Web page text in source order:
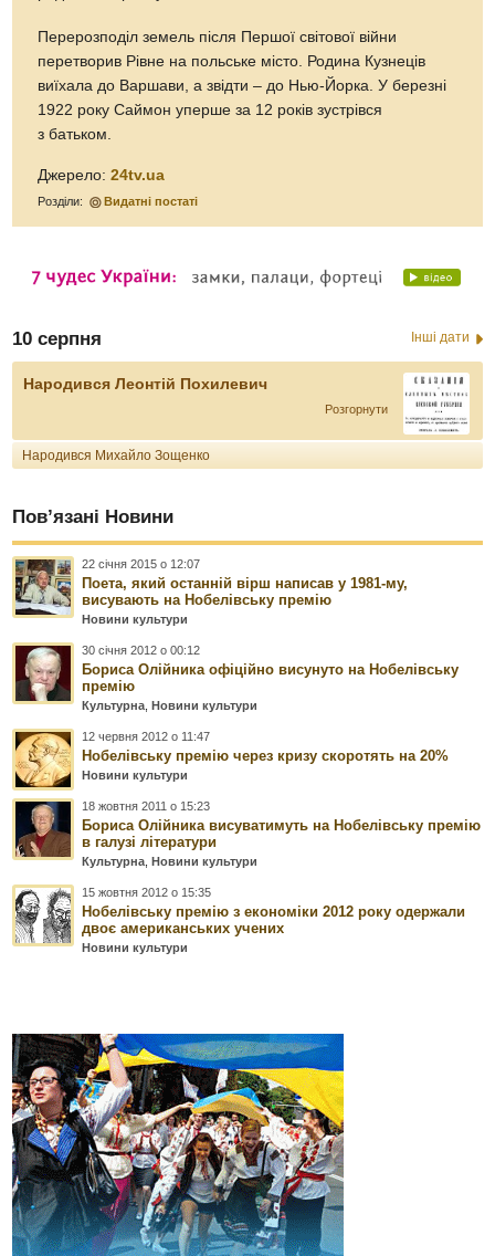
Перерозподіл земель після Першої світової війни
перетворив Рівне на польське місто. Родина Кузнеців
виїхала до Варшави, а звідти – до Нью-Йорка. У березні
1922 року Саймон уперше за 12 років зустрівся
з батьком.
Джерело:24tv.ua
Розділи: Видатні постаті
10 серпня Інші дати
Народився Леонтій Похилевич
Розгорнути
Народився Михайло Зощенко
Пов’язані Новини
22 січня 2015 о 12:07
Поета, який останній вірш написав у 1981-му,
висувають на Нобелівську премію
Новини культури
30 січня 2012 о 00:12
Бориса Олійника офіційно висунуто на Нобелівську
премію
Культурна Новини культури
12 червня 2012 о 11:47
Нобелівську премію через кризу скоротять на 20%
Новини культури
18 жовтня 2011 о 15:23
Бориса Олійника висуватимуть на Нобелівську премію
в галузі літератури
Культурна Новини культури
15 жовтня 2012 о 15:35
Нобелівську премію з економіки 2012 року одержали
двоє американських учених
Новини культури